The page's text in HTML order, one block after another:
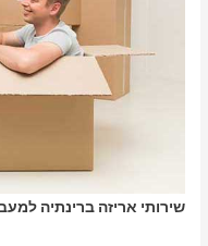
שירותי אריזה ברינתיה